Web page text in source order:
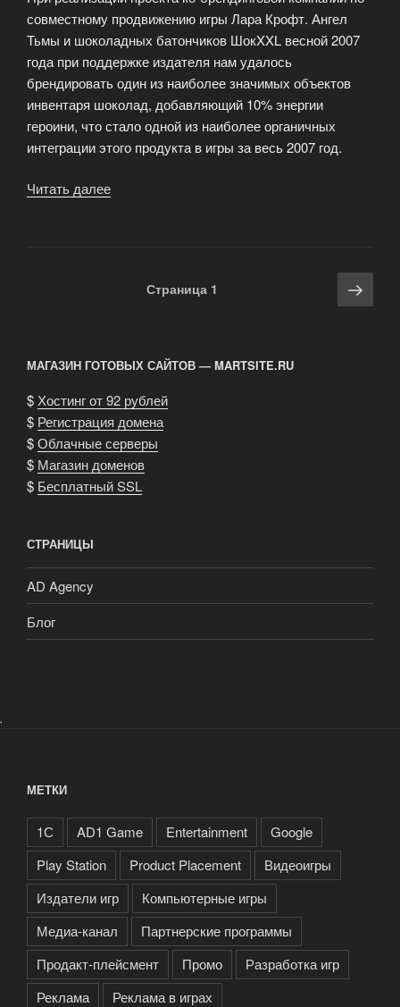
совместному продвижению игры Лара Крофт. Ангел
Тьмы и шоколадных батончиков ШокXXL весной 2007
года при поддержке издателя нам удалось
брендировать один из наиболее значимых объектов
инвентаря шоколад, добавляющий 10% энергии
героини, что стало одной из наиболее органичных
интеграции этого продукта в игры за весь 2007 год.
Читать далее
Страница 1
МАГАЗИН ГОТОВЫХ САЙТОВ — MARTSITE.RU
$ Хостинг от 92 рублей
$ Регистрация домена
$Облачные серверы
$ Магазин доменов
$ Бесплатный SSL
СТРАНИЦЫ
AD Agency
Блог
.
МЕТКИ
1С AD1 Game Entertainment
Google
Play Station
Product Placement
Видеоигры
Издатели игр
Компьютерные игры
Медиа-канал
Партнерские программы
Продакт-плейсмент
Промо
Разработка игр
Реклама
Реклама в играх